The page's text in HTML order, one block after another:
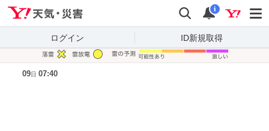
検索 通知
i
ログイン ID新規取得
09日 07:40